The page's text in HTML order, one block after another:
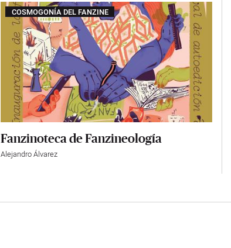
COSMOGONÍA DEL FANZINE
Fanzinoteca de Fanzineología
Alejandro Álvarez